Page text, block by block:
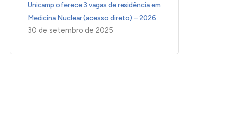
Unicamp oferece 3 vagas de residência em
Medicina Nuclear (acesso direto) – 2026
30 de setembro de 2025